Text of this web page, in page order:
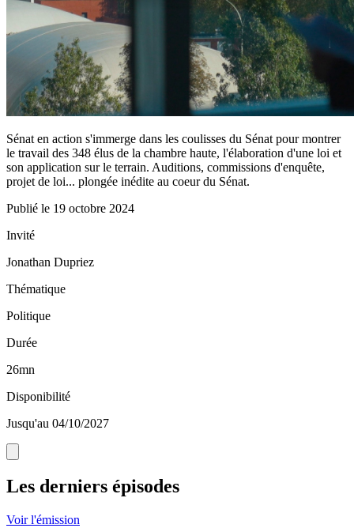
Sénat en action s'immerge dans les coulisses du Sénat pour montrer
le travail des 348 élus de la chambre haute, l'élaboration d'une loi et
son application sur le terrain. Auditions, commissions d'enquête,
projet de loi... plongée inédite au coeur du Sénat.
Publié le 19 octobre 2024
Invité
Jonathan Dupriez
Thématique
Politique
Durée
26mn
Disponibilité
Jusqu'au 04/10/2027
Les derniers épisodes
Voir l'émission